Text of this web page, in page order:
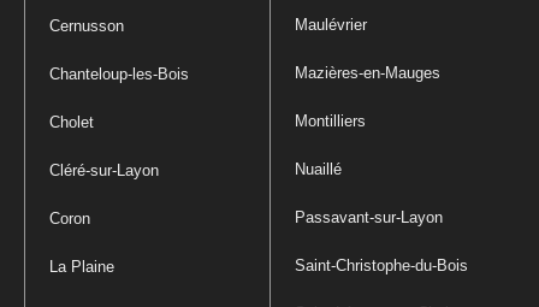
Cernusson
Chanteloup-les-Bois
Cholet
Cléré-sur-Layon
Coron
La Plaine
Maulévrier
Mazières-en-Mauges
Montilliers
Nuaillé
Passavant-sur-Layon
Saint-Christophe-du-Bois